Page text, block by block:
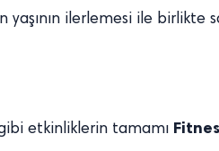
ilerlemesi ile birlikte
etkinliklerin tamamı